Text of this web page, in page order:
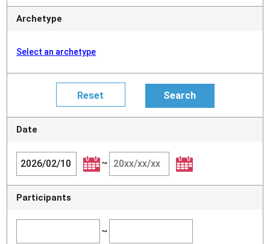
Archetype
Select an archetype
Date
~
Participants
~